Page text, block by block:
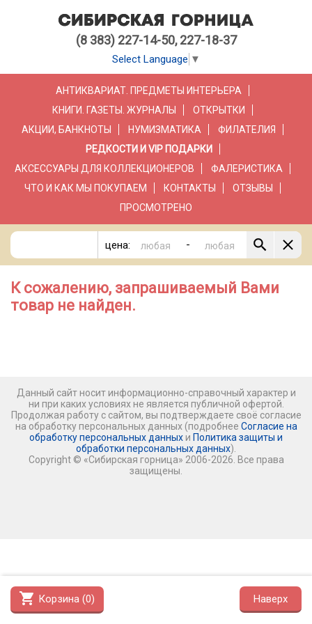
(8 383) 227-14-50, 227-18-37
Select Language ▼
АНТИКВАРИАТ. ПРЕДМЕТЫ ИНТЕРЬЕРА
КНИГИ. ГАЗЕТЫ. ЖУРНАЛЫ
ОТКРЫТКИ
АКЦИИ, БАНКНОТЫ
НУМИЗМАТИКА
ФИЛАТЕЛИЯ
РЕДКОСТИ И VIP ПОДАРКИ
АКСЕССУАРЫ ДЛЯ КОЛЛЕКЦИОНЕРОВ
ФАЛЕРИСТИКА
ЧТО И КАК МЫ ПОКУПАЕМ
КОНТАКТЫ
ОТЗЫВЫ
ПРОСМОТРЕНО
цена: -
shopping_cart Корзина (0) Наверх
К сожалению, запрашиваемый Вами
товар не найден.
Данный сайт носит информационно-справочный характер и
ни при каких условиях не является публичной офертой.
Продолжая работу с сайтом, вы подтверждаете своё согласие
на обработку персональных данных (подробнее Согласие на
обработку персональных данных и Политика защиты и
обработки персональных данных).
Copyright © «Сибирская горница» 2006-2026. Все права
защищены.